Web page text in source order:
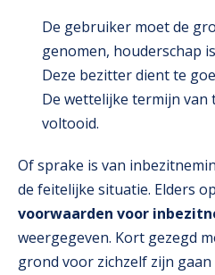
De gebruiker moet de
genomen, houderschap
Deze bezitter dient te
De wettelijke termijn van
voltooid.
Of sprake is van
de feitelijke situatie. Elders
voorwaarden voor
weergegeven. Kort gezegd
grond voor zichzelf zijn